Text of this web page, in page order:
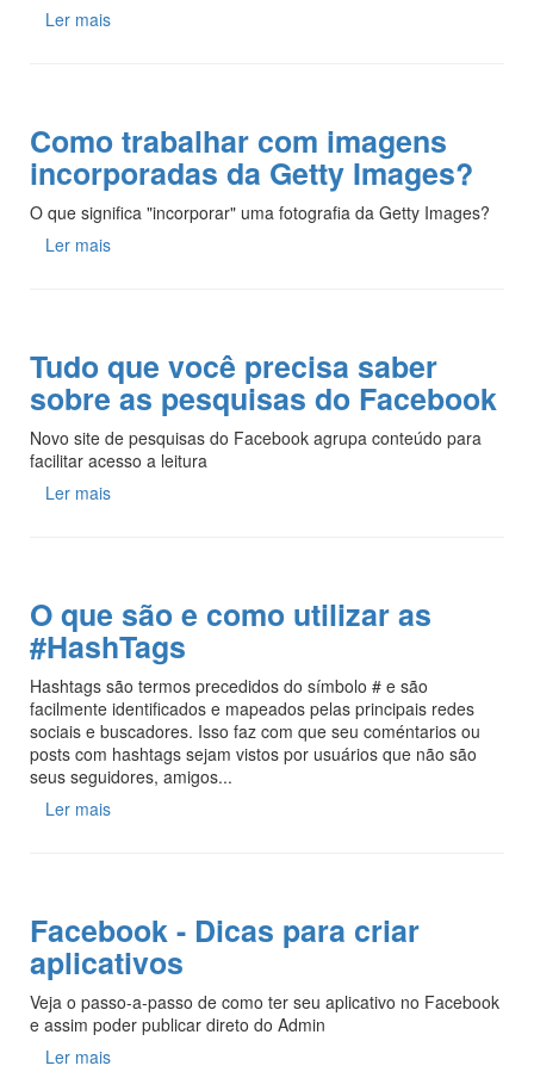
Ler mais
Como trabalhar com imagens
incorporadas da Getty Images?
O que significa "incorporar" uma fotografia da Getty Images?
Ler mais
Tudo que você precisa saber
sobre as pesquisas do Facebook
Novo site de pesquisas do Facebook agrupa conteúdo para
facilitar acesso a leitura
Ler mais
O que são e como utilizar as
#HashTags
Hashtags são termos precedidos do símbolo # e são
facilmente identificados e mapeados pelas principais redes
sociais e buscadores. Isso faz com que seu coméntarios ou
posts com hashtags sejam vistos por usuários que não são
seus seguidores, amigos...
Ler mais
Facebook - Dicas para criar
aplicativos
Veja o passo-a-passo de como ter seu aplicativo no Facebook
e assim poder publicar direto do Admin
Ler mais